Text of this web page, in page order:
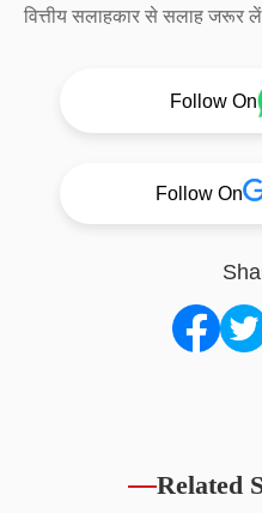
वित्तीय सलाहकार से सलाह जरूर
Follow On
Follow On
Related